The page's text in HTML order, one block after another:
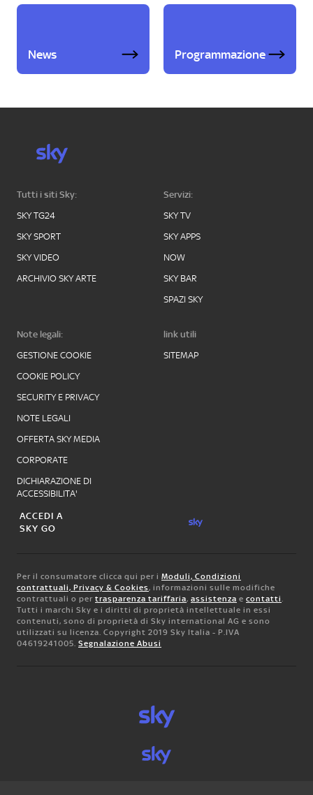
News Programmazione
Tutti i siti Sky:
SKY TG24
SKY SPORT
SKY VIDEO
ARCHIVIO SKY ARTE
Servizi:
SKY TV
SKY APPS
NOW
SKY BAR
SPAZI SKY
Note legali:
GESTIONE COOKIE
COOKIE POLICY
SECURITY E PRIVACY
NOTE LEGALI
OFFERTA SKY MEDIA
CORPORATE
DICHIARAZIONE DI
ACCESSIBILITA'
link utili
SITEMAP
ACCEDI A
SKY GO
Per il consumatore clicca qui per i Moduli, Condizioni
contrattuali, Privacy & Cookies, informazioni sulle modifiche
contrattuali o per trasparenza tariffaria, assistenza e contatti.
Tutti i marchi Sky e i diritti di proprietà intellettuale in essi
contenuti, sono di proprietà di Sky international AG e sono
utilizzati su licenza. Copyright 2019 Sky Italia - P.IVA
04619241005. Segnalazione Abusi